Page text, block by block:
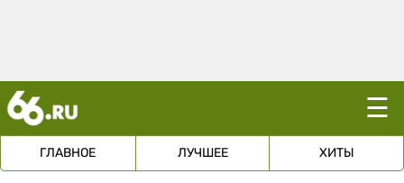
☰
ГЛАВНОЕ ЛУЧШЕЕ ХИТЫ